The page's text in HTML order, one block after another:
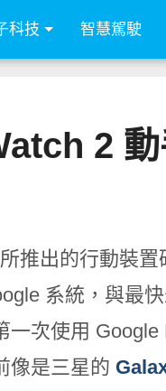
科技 智慧駕駛
2
推出的行動裝
系統，與最
一次使用
像是三星的